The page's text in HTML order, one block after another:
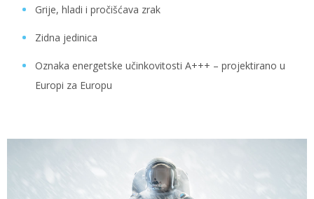
Grije, hladi i pročišćava zrak
Zidna jedinica
Oznaka energetske učinkovitosti A+++ – projektirano u
Europi za Europu